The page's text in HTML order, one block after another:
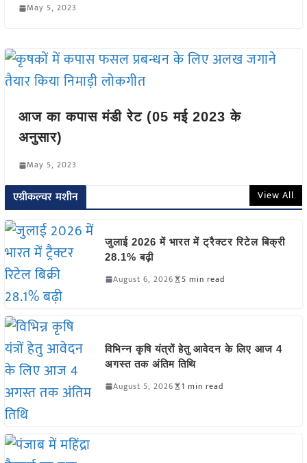
May 5, 2023
आज का कपास मंडी रेट (05 मई 2023 के
अनुसार)
May 5, 2023
एग्रीकल्चर मशीन View All
जुलाई 2026 में भारत में ट्रैक्टर रिटेल बिक्री
28.1% बढ़ी
August 6, 2026 5 min read
विभिन्न कृषि यंत्रों हेतु आवेदन के लिए आज 4
अगस्त तक अंतिम तिथि
August 5, 2026 1 min read